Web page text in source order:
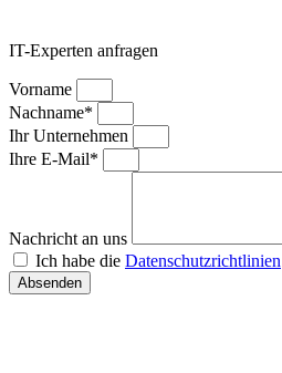
IT-Experten anfragen
Vorname
Nachname*
Ihr Unternehmen
Ihre E-Mail*
Nachricht an uns
Ich habe die Datenschutzrichtlinien
Absenden